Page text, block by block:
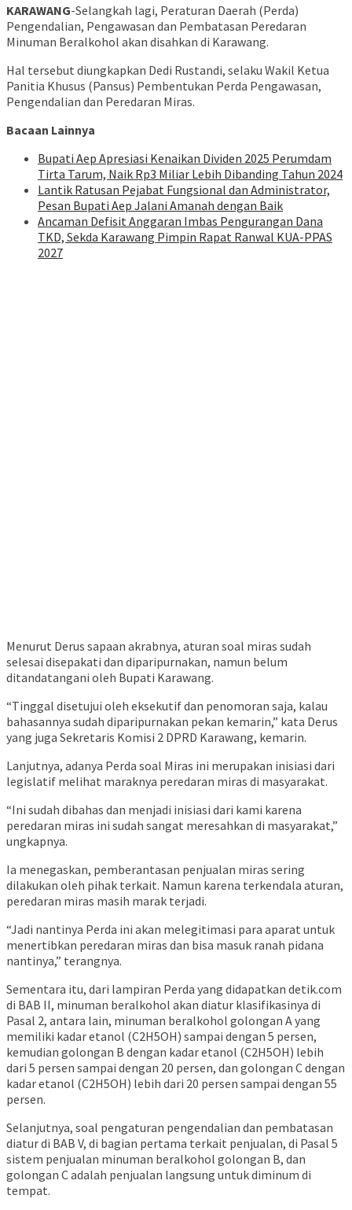
KARAWANG-Selangkah lagi, Peraturan Daerah (Perda)
Pengendalian, Pengawasan dan Pembatasan Peredaran
Minuman Beralkohol akan disahkan di Karawang.
Hal tersebut diungkapkan Dedi Rustandi, selaku Wakil Ketua
Panitia Khusus (Pansus) Pembentukan Perda Pengawasan,
Pengendalian dan Peredaran Miras.
Bacaan Lainnya
Bupati Aep Apresiasi Kenaikan Dividen 2025 Perumdam
Tirta Tarum, Naik Rp3 Miliar Lebih Dibanding Tahun 2024
Lantik Ratusan Pejabat Fungsional dan Administrator,
Pesan Bupati Aep Jalani Amanah dengan Baik
Ancaman Defisit Anggaran Imbas Pengurangan Dana
TKD, Sekda Karawang Pimpin Rapat Ranwal KUA-PPAS
2027
Menurut Derus sapaan akrabnya, aturan soal miras sudah
selesai disepakati dan diparipurnakan, namun belum
ditandatangani oleh Bupati Karawang.
“Tinggal disetujui oleh eksekutif dan penomoran saja, kalau
bahasannya sudah diparipurnakan pekan kemarin,” kata Derus
yang juga Sekretaris Komisi 2 DPRD Karawang, kemarin.
Lanjutnya, adanya Perda soal Miras ini merupakan inisiasi dari
legislatif melihat maraknya peredaran miras di masyarakat.
“Ini sudah dibahas dan menjadi inisiasi dari kami karena
peredaran miras ini sudah sangat meresahkan di masyarakat,”
ungkapnya.
Ia menegaskan, pemberantasan penjualan miras sering
dilakukan oleh pihak terkait. Namun karena terkendala aturan,
peredaran miras masih marak terjadi.
“Jadi nantinya Perda ini akan melegitimasi para aparat untuk
menertibkan peredaran miras dan bisa masuk ranah pidana
nantinya,” terangnya.
Sementara itu, dari lampiran Perda yang didapatkan detik.com
di BAB II, minuman beralkohol akan diatur klasifikasinya di
Pasal 2, antara lain, minuman beralkohol golongan A yang
memiliki kadar etanol (C2H5OH) sampai dengan 5 persen,
kemudian golongan B dengan kadar etanol (C2H5OH) lebih
dari 5 persen sampai dengan 20 persen, dan golongan C dengan
kadar etanol (C2H5OH) lebih dari 20 persen sampai dengan 55
persen.
Selanjutnya, soal pengaturan pengendalian dan pembatasan
diatur di BAB V, di bagian pertama terkait penjualan, di Pasal 5
sistem penjualan minuman beralkohol golongan B, dan
golongan C adalah penjualan langsung untuk diminum di
tempat.